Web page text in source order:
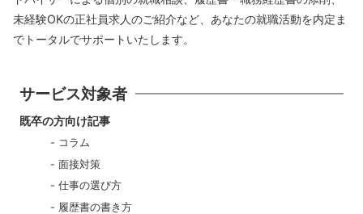
未経験OKの正社員求人のご紹介など、あなたの就職活動を内定ま
でトータルでサポートいたします。
サービス対象者
既卒の方向け記事
コラム
面接対策
仕事の選び方
履歴書の書き方